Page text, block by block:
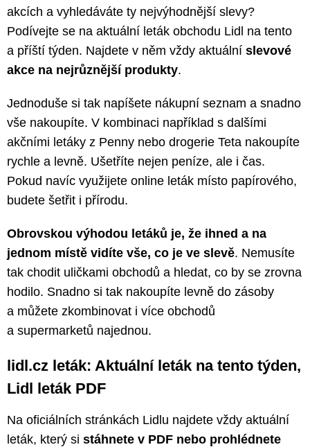
akcích a vyhledáváte ty nejvýhodnější slevy?
Podívejte se na aktuální leták obchodu Lidl na tento
a příští týden. Najdete v něm vždy aktuální slevové
akce na nejrůznější produkty.
Jednoduše si tak napíšete nákupní seznam a snadno
vše nakoupíte. V kombinaci například s dalšími
akčními letáky z Penny nebo drogerie Teta nakoupíte
rychle a levně. Ušetříte nejen peníze, ale i čas.
Pokud navíc využijete online leták místo papírového,
budete šetřit i přírodu.
Obrovskou výhodou letáků je, že ihned a na
jednom místě vidíte vše, co je ve slevě. Nemusíte
tak chodit uličkami obchodů a hledat, co by se zrovna
hodilo. Snadno si tak nakoupíte levně do zásoby
a můžete zkombinovat i více obchodů
a supermarketů najednou.
lidl.cz leták: Aktuální leták na tento týden,
Lidl leták PDF
Na oficiálních stránkách Lidlu najdete vždy aktuální
leták, který si stáhnete v PDF nebo prohlédnete